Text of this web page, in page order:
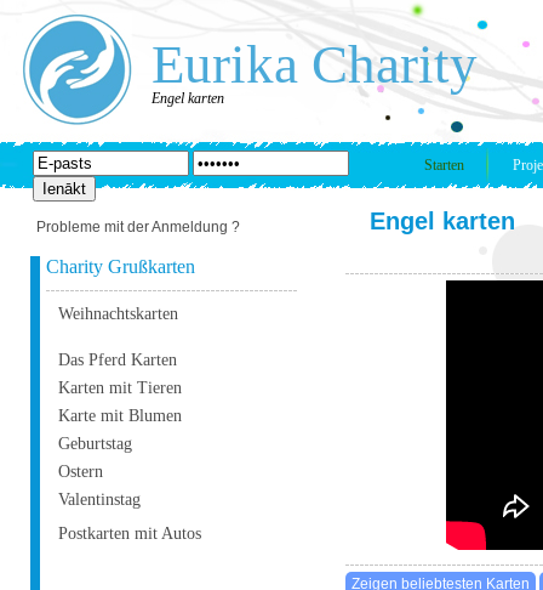
Eurika Charity
Engel karten
Starten
Probleme mit der Anmeldung ?
Charity Grußkarten
Weihnachtskarten
Das Pferd Karten
Karten mit Tieren
Karte mit Blumen
Geburtstag
Ostern
Valentinstag
Postkarten mit Autos
Engel karten